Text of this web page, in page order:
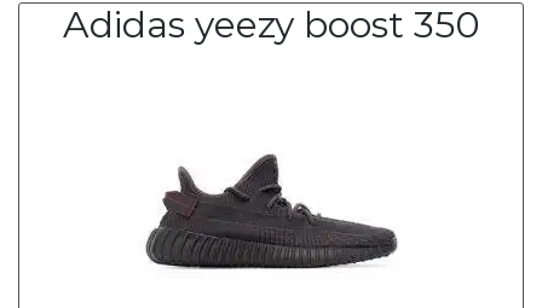
Adidas yeezy boost 350